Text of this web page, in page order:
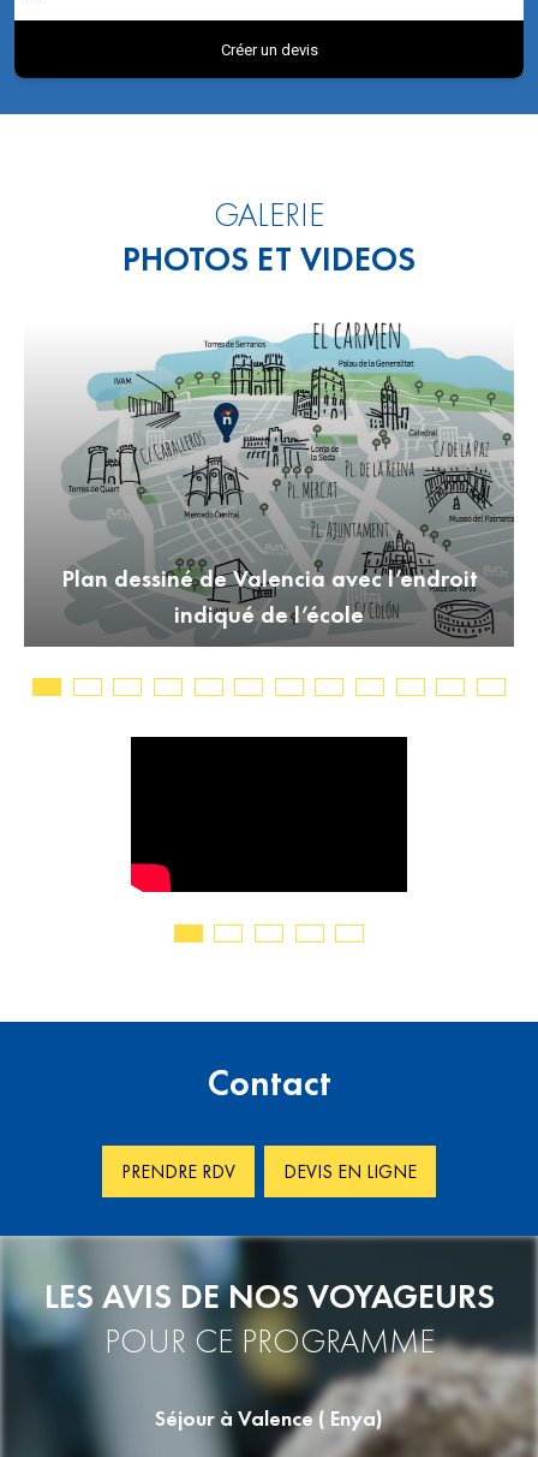
GALERIE
PHOTOS ET VIDEOS
Plan dessiné de Valencia avec l’endroit
indiqué de l’école
Contact
PRENDRE RDV DEVIS EN LIGNE
LES AVIS DE NOS VOYAGEURS
POUR CE PROGRAMME
Séjour à Valence ( Enya)